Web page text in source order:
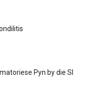
Pyn by die SI